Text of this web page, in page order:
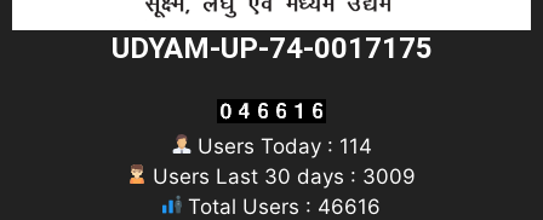
UDYAM-UP-74-0017175
Users Today : 114
Users Last 30 days : 3009
Total Users : 46616